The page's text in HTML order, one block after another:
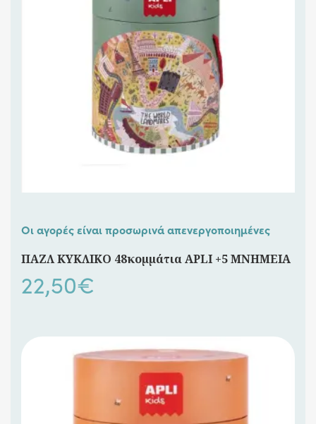
Οι αγορές είναι προσωρινά απενεργοποιημένες
ΠΑΖΛ ΚΥΚΛΙΚΟ 48κομμάτια APLI +5 ΜΝΗΜΕΙΑ
22,50€